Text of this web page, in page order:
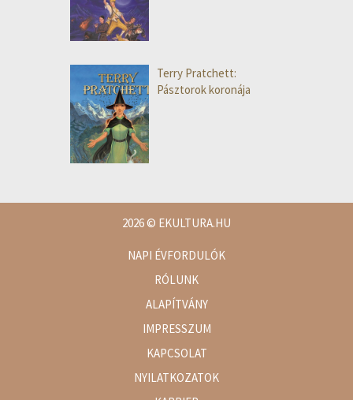
Terry Pratchett:
Pásztorok koronája
2026© EKULTURA.HU
NAPI ÉVFORDULÓK
RÓLUNK
ALAPÍTVÁNY
IMPRESSZUM
KAPCSOLAT
NYILATKOZATOK